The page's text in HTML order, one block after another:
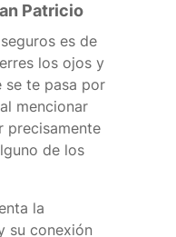
Patricio
es de
los ojos y
se te pasa por
mencionar
precisamente
de los
la
su conexión